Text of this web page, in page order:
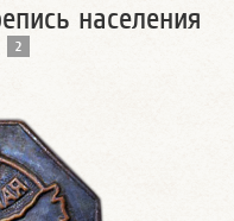
населения
2